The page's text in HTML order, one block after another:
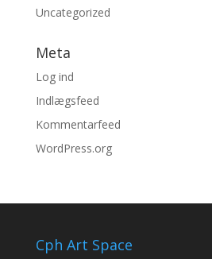
Uncategorized
Meta
Log ind
Indlægsfeed
Kommentarfeed
WordPress.org
Cph Art Space